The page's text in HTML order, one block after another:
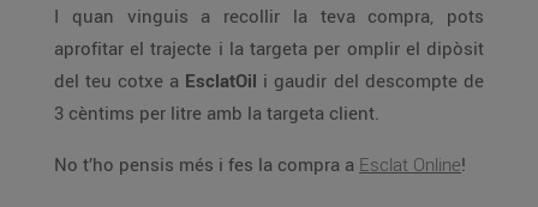
I quan vinguis a recollir la teva compra, pots
aprofitar el trajecte i la targeta per omplir el dipòsit
del teu cotxe a EsclatOil i gaudir del descompte de
3 cèntims per litre amb la targeta client.
No t’ho pensis més i fes la compra a Esclat Online!